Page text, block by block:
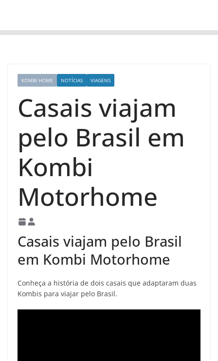
KOMBI HOME NOTÍCIAS VIAGENS
Casais viajam
pelo Brasil em
Kombi
Motorhome
Casais viajam pelo Brasil
em Kombi Motorhome
Conheça a história de dois casais que adaptaram duas
Kombis para viajar pelo Brasil.